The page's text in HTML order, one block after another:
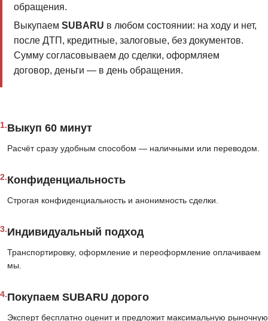
обращения.
Выкупаем SUBARU в любом состоянии: на ходу и нет,
после ДТП, кредитные, залоговые, без документов.
Сумму согласовываем до сделки, оформляем
договор, деньги — в день обращения.
1.Выкуп 60 минут
Расчёт сразу удобным способом — наличными или переводом.
2.Конфиденциальность
Строгая конфиденциальность и анонимность сделки.
3.Индивидуальный подход
Транспортировку, оформление и переоформление оплачиваем
мы.
4.Покупаем SUBARU дорого
Эксперт бесплатно оценит и предложит максимальную рыночную